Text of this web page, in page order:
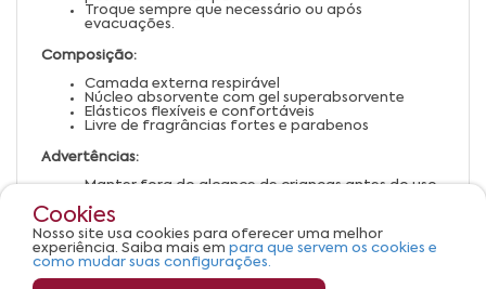
Troque sempre que necessário ou após
evacuações.
Composição:
Camada externa respirável
Núcleo absorvente com gel superabsorvente
Elásticos flexíveis e confortáveis
Livre de fragrâncias fortes e parabenos
Advertências:
Manter fora do alcance de crianças antes do uso.
assaduras.
Verificar o tamanho adequado para o peso do
bebê.
Descartar corretamente após o uso.
Cookies
Nosso site usa cookies para oferecer uma melhor
experiência. Saiba mais em para que servem os cookies e
como mudar suas configurações.